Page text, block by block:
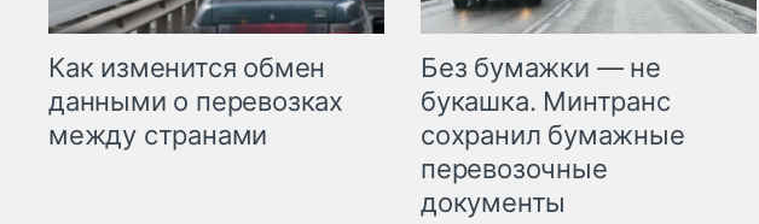
Как изменится обмен
данными о перевозках
между странами
Без бумажки — не
букашка. Минтранс
сохранил бумажные
перевозочные
документы